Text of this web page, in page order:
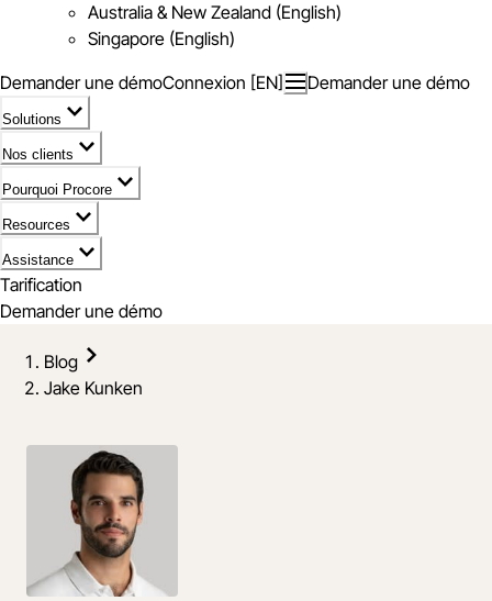
Australia & New Zealand (English)
Singapore (English)
Demander une démoConnexion [EN] Demander une démo
Solutions
Nos clients
Pourquoi Procore
Resources
Assistance
Tarification
Demander une démo
Blog
Jake Kunken